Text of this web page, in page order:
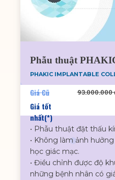
Phẫu thuật
PHAKIC IMPLANTABLE
• Phẫu thuật đặt thấu
• Không làm ảnh
học giác mạc.
• Điều chỉnh được độ
những bệnh nhân có
93.000.000
Giá tốt
nhất(*)
Giá Cũ